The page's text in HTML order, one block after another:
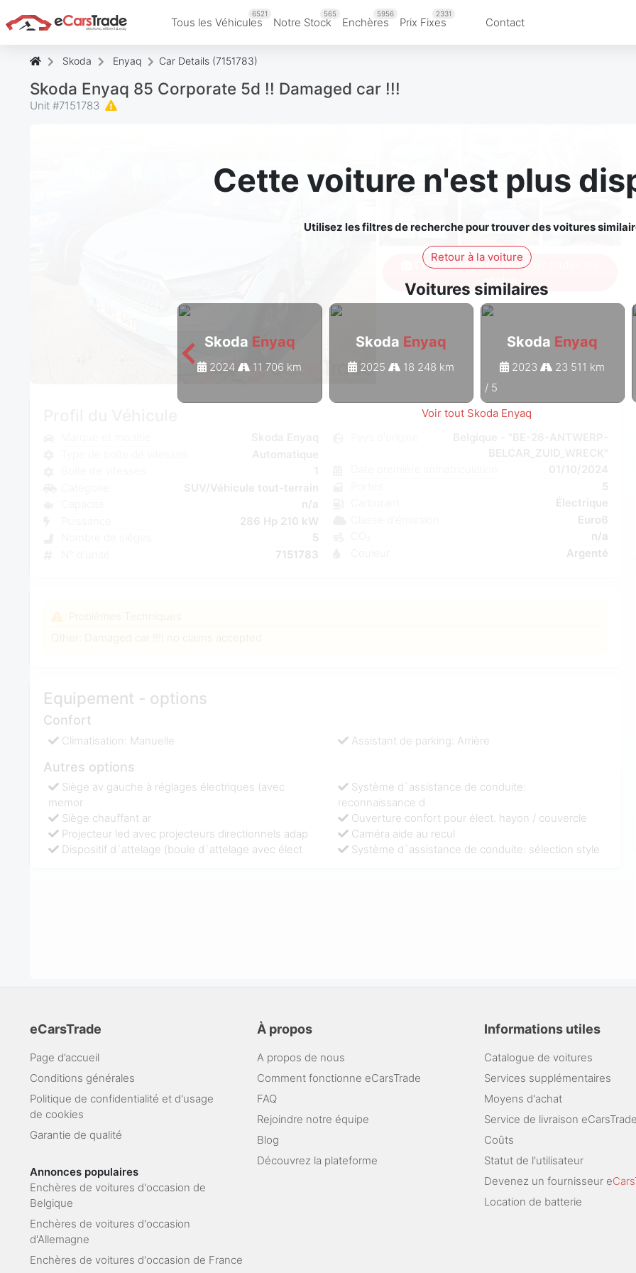
Tous les Véhicules
6521
Notre Stock
565
Enchères
5956
Prix Fixes
2331
Contact
Skoda Enyaq Car Details (7151783)
Skoda Enyaq 85 Corporate 5d !! Damaged car !!!
Unit #7151783
Cette voiture n'est plus
Utilisez les filtres de recherche pour trouver des voitures
Retour à la voiture
Voitures similaires
Skoda Enyaq
2024 11 706 km
Skoda Enyaq
2025 18 248 km
Skoda Enyaq
2023 23 511 km
/ 5
Voir tout Skoda Enyaq
Connectez-vous pour voir toutes les
photos
SUV/Véhicule tout-terrain
n/a
286 Hp 210 kW
5
7151783
5
Électrique
Euro6
n/a
Argenté
Other: Damaged car !!!! no claims accepted
Equipement - options
Confort
Climatisation: Manuelle Assistant de parking: Arrière
Autres options
Siège av gauche à réglages électriques (avec
memor
Siège chauffant ar
Système d`assistance de conduite:
reconnaissance d
Ouverture confort pour élect. hayon / couvercle
Projecteur led avec projecteurs directionnels adap
Dispositif d`attelage (boule d`attelage avec élect
Caméra aide au recul
Système d`assistance de conduite: sélection style
eCarsTrade
Page d’accueil
Conditions générales
Politique de confidentialité et d'usage
de cookies
Garantie de qualité
Annonces populaires
Enchères de voitures d'occasion de
Belgique
Enchères de voitures d'occasion
d'Allemagne
Enchères de voitures d'occasion de France
À propos
A propos de nous
Comment fonctionne eCarsTrade
FAQ
Rejoindre notre équipe
Blog
Découvrez la plateforme
Informations utiles
Catalogue de voitures
Services supplémentaires
Moyens d'achat
Service de livraison eCarsTrade
Coûts
Statut de l'utilisateur
Devenez un fournisseur eCars
Location de batterie